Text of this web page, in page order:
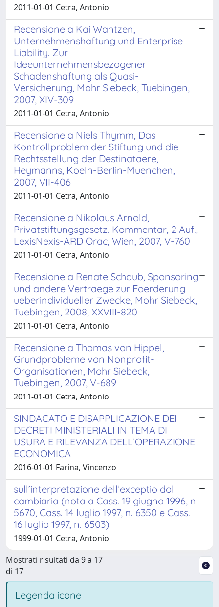
2011-01-01 Cetra, Antonio
Recensione a Kai Wantzen,
Unternehmenshaftung und Enterprise
Liability. Zur
Ideeunternehmensbezogener
Schadenshaftung als Quasi-
Versicherung, Mohr Siebeck, Tuebingen,
2007, XIV-309
2011-01-01 Cetra, Antonio
Recensione a Niels Thymm, Das
Kontrollproblem der Stiftung und die
Rechtsstellung der Destinataere,
Heymanns, Koeln-Berlin-Muenchen,
2007, VII-406
2011-01-01 Cetra, Antonio
Recensione a Nikolaus Arnold,
Privatstiftungsgesetz. Kommentar, 2 Auf.,
LexisNexis-ARD Orac, Wien, 2007, V-760
2011-01-01 Cetra, Antonio
Recensione a Renate Schaub, Sponsoring
und andere Vertraege zur Foerderung
ueberindividueller Zwecke, Mohr Siebeck,
Tuebingen, 2008, XXVIII-820
2011-01-01 Cetra, Antonio
Recensione a Thomas von Hippel,
Grundprobleme von Nonprofit-
Organisationen, Mohr Siebeck,
Tuebingen, 2007, V-689
2011-01-01 Cetra, Antonio
SINDACATO E DISAPPLICAZIONE DEI
DECRETI MINISTERIALI IN TEMA DI
USURA E RILEVANZA DELL’OPERAZIONE
ECONOMICA
2016-01-01 Farina, Vincenzo
sull’interpretazione dell’exceptio doli
cambiaria (nota a Cass. 19 giugno 1996, n.
5670, Cass. 14 luglio 1997, n. 6350 e Cass.
16 luglio 1997, n. 6503)
1999-01-01 Cetra, Antonio
Mostrati risultati da 9 a 17
di 17
Legenda icone